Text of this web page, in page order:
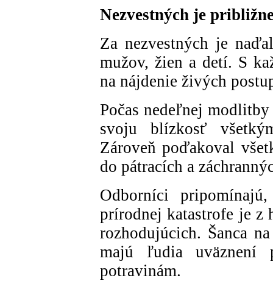
Nezvestných je
Za nezvestných je
mužov, žien a detí. S
na nájdenie živých
Počas nedeľnej
svoju blízkosť
Zároveň poďakoval
do pátracích a
Odborníci
prírodnej katastrofe je z
rozhodujúcich. Šanca
majú ľudia
potravinám.